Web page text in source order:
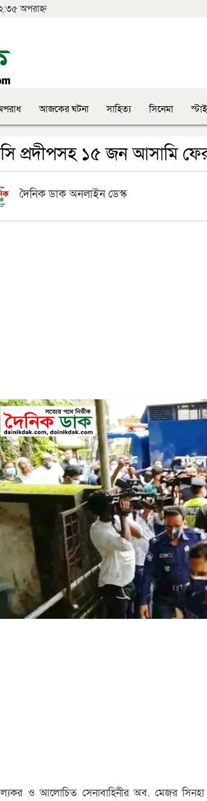
অপরাহ্ন
আজকের ঘটনা সাহিত্য সিনেমা
প্রদীপসহ ১৫ জন আসামি
দৈনিক ডাক অনলাইন ডেস্ক
ও আলোচিত সেনাবাহিনীর অব. মেজর